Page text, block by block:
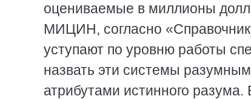
оцениваемые в миллионы
МИЦИН, согласно
уступают по уровню работы
назвать эти системы
атрибутами истинного